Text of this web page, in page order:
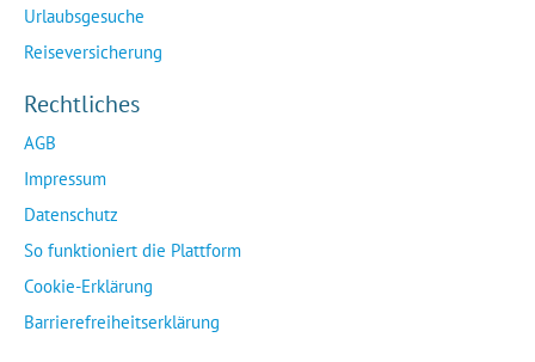
Urlaubsgesuche
Reiseversicherung
Rechtliches
AGB
Impressum
Datenschutz
So funktioniert die Plattform
Cookie-Erklärung
Barrierefreiheitserklärung